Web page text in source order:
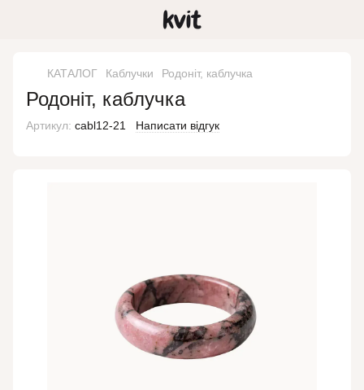
КАТАЛОГ Каблучки Родоніт, каблучка
Родоніт, каблучка
Артикул: cabl12-21 Написати відгук